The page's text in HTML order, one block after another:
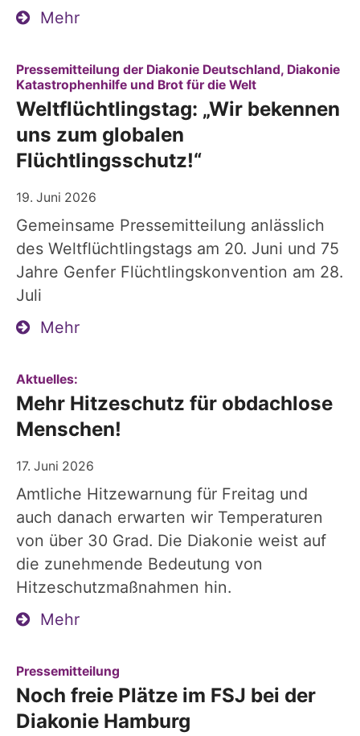
Mehr
Pressemitteilung der Diakonie Deutschland, Diakonie
Katastrophenhilfe und Brot für die Welt:
Weltflüchtlingstag: „Wir bekennen
uns zum globalen
Flüchtlingsschutz!“
19. Juni 2026
Gemeinsame Pressemitteilung anlässlich
des Weltflüchtlingstags am 20. Juni und 75
Jahre Genfer Flüchtlingskonvention am 28.
Juli
Mehr
Aktuelles:
Mehr Hitzeschutz für obdachlose
Menschen!
17. Juni 2026
Amtliche Hitzewarnung für Freitag und
auch danach erwarten wir Temperaturen
von über 30 Grad. Die Diakonie weist auf
die zunehmende Bedeutung von
Hitzeschutzmaßnahmen hin.
Mehr
Pressemitteilung
Noch freie Plätze im FSJ bei der
Diakonie Hamburg